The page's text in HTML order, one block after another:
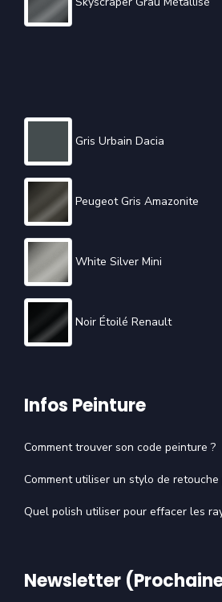
Gris Urbain Dacia
Peugeot Gris Amazonite
White Silver Mini
Noir Étoilé Renault
Infos Peinture
Comment trouver son code peinture ?
Comment utiliser un stylo de retouche
Quel polish utiliser pour effacer les
Newsletter